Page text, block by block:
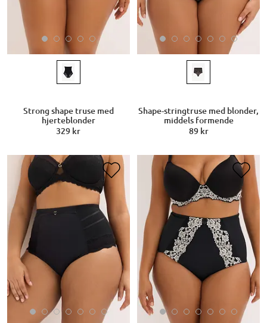
Strong shape truse med
hjerteblonder
329 kr
Shape-stringtruse med blonder,
middels formende
89 kr